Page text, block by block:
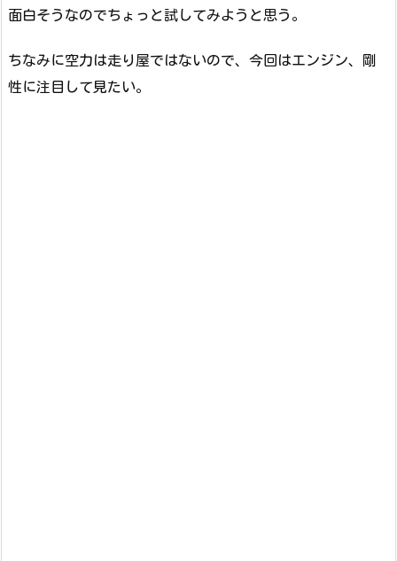
面白そうなのでちょっと試してみようと思う。
ちなみに空力は走り屋ではないので、今回はエンジン、剛
性に注目して見たい。